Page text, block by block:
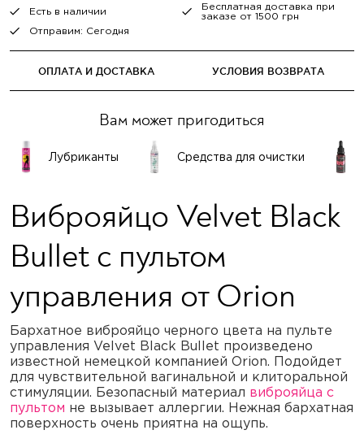
Есть в наличии
Бесплатная доставка при
заказе от 1500 грн
Отправим: Сегодня
ОПЛАТА И ДОСТАВКА УСЛОВИЯ ВОЗВРАТА
Вам может пригодиться
Лубриканты Средства для очистки
Виброяйцо Velvet Black
Bullet с пультом
управления от Orion
Бархатное виброяйцо черного цвета на пульте
управления Velvet Black Bullet произведено
известной немецкой компанией Orion. Подойдет
для чувствительной вагинальной и клиторальной
стимуляции. Безопасный материал виброяйца с
пультом не вызывает аллергии. Нежная бархатная
поверхность очень приятна на ощупь.